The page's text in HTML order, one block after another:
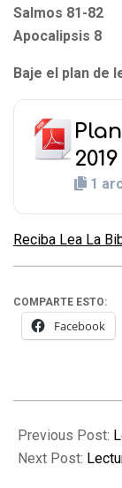
Salmos 81-82
Apocalipsis 8
Baje el plan de
2019
1
Reciba Lea La
COMPARTE ESTO:
Facebook
12-
16
Previous Post:
Next Post: